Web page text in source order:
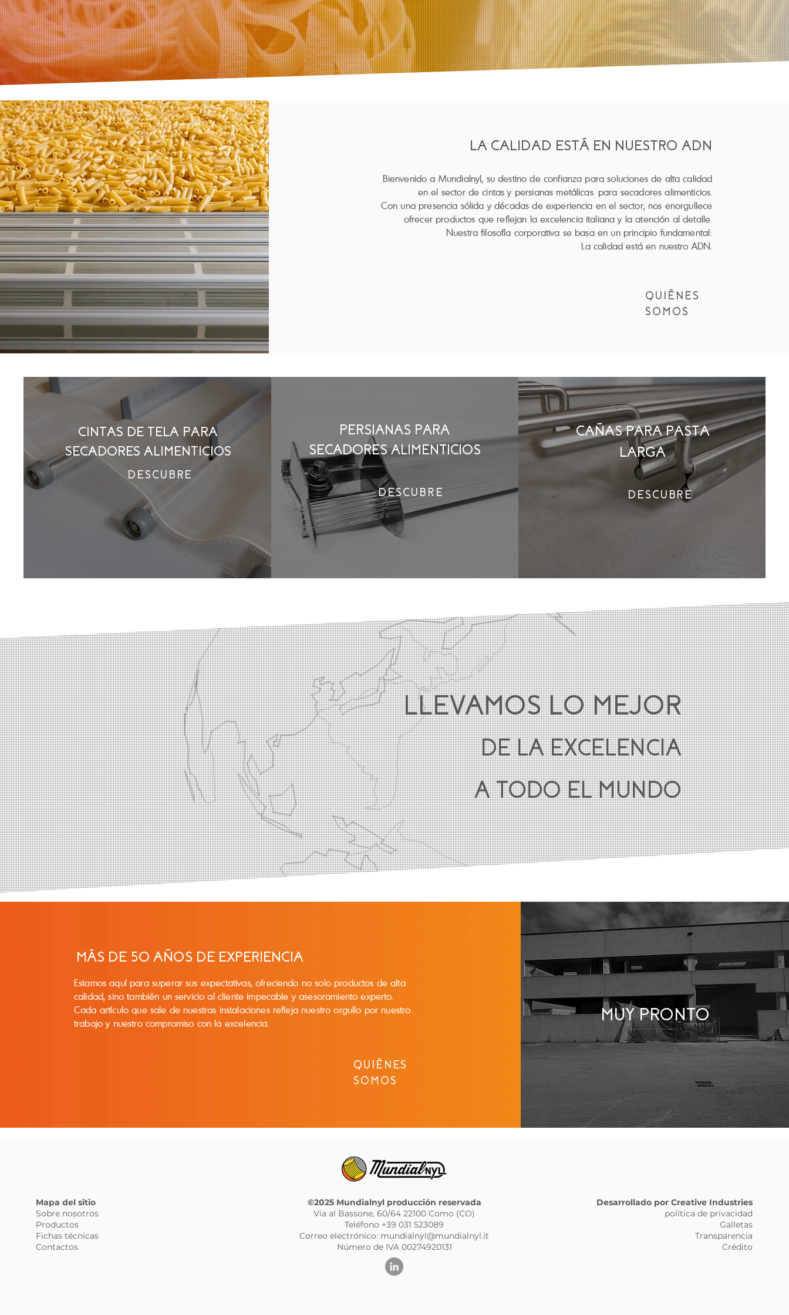
LA CALIDAD ESTÁ EN NUESTRO ADN
Bienvenido a Mundialnyl, su destino de confianza para soluciones de alta calidad
en el sector de cintas y persianas metálicas para secadores alimenticios.
Con una presencia sólida y décadas de experiencia en el sector, nos enorgullece
ofrecer productos que reflejan la excelencia italiana y la atención al detalle.
Nuestra filosofía corporativa se basa en un principio fundamental:
La calidad está en nuestro ADN.
QUIÉNES
SOMOS
CINTAS DE TELA PARA
SECADORES ALIMENTICIOS
DESCUBRE
PERSIANAS PARA
SECADORES ALIMENTICIOS
DESCUBRE
CAÑAS PARA PASTA
LARGA
DESCUBRE
LLEVAMOS LO MEJOR
DE LA EXCELENCIA
A TODO EL MUNDO
MÁS DE 50 AÑOS DE EXPERIENCIA
Estamos aquí para superar sus expectativas, ofreciendo no solo productos de alta
calidad, sino también un servicio al cliente impecable y asesoramiento experto.
Cada artículo que sale de nuestras instalaciones refleja nuestro orgullo por nuestro
trabajo y nuestro compromiso con la excelencia.
QUIÉNES
SOMOS
MUY PRONTO
Mapa del sitio
Sobre nosotros
Productos
Fichas técnicas
Contactos
©2025 Mundialnyl producción reservada
Via al Bassone, 60/64 22100 Como (CO)
Teléfono +39 031 523089
Correo electrónico: mundialnyl@mundialnyl.it
Número de IVA 00274920131
Desarrollado por Creative Industries
política de privacidad
Galletas
Transparencia
Crédito